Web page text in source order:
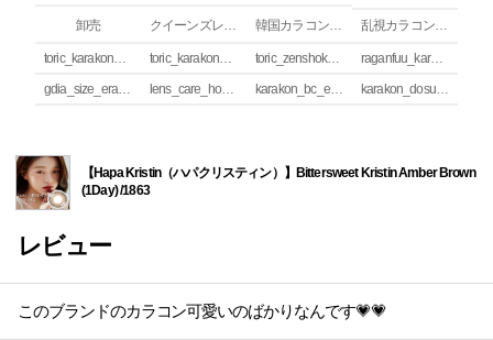
卸売 クイーンズレンズ カラコンコラム 韓国カラコンguide 乱視カラコンの安全性
toric_karakon_takai_riyuu toric_karakon_real_review toric_zenshoku_review
raganfuu_karakon_erabikata
gdia_size_erabikata
lens_care_houhou karakon_bc_erabikata karakon_dosuu_erabikata
【Hapa Kristin（ハパクリスティン）】Bittersweet Kristin Amber Brown
(1Day) /1863
レビュー
このブランドのカラコン可愛いのばかりなんです💗💗